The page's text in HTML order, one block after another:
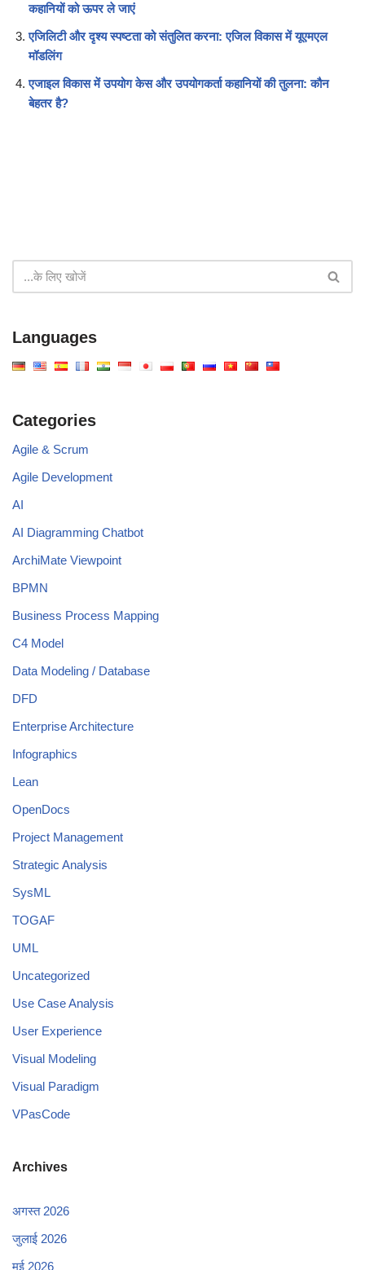
कहानियों को ऊपर ले जाएं
एजिलिटी और दृश्य स्पष्टता को संतुलित करना: एजिल विकास में यूएमएल
मॉडलिंग
एजाइल विकास में उपयोग केस और उपयोगकर्ता कहानियों की तुलना: कौन
बेहतर है?
Languages
Categories
Agile & Scrum
Agile Development
AI
AI Diagramming Chatbot
ArchiMate Viewpoint
BPMN
Business Process Mapping
C4 Model
Data Modeling / Database
DFD
Enterprise Architecture
Infographics
Lean
OpenDocs
Project Management
Strategic Analysis
SysML
TOGAF
UML
Uncategorized
Use Case Analysis
User Experience
Visual Modeling
Visual Paradigm
VPasCode
Archives
अगस्त 2026
जुलाई 2026
मई 2026